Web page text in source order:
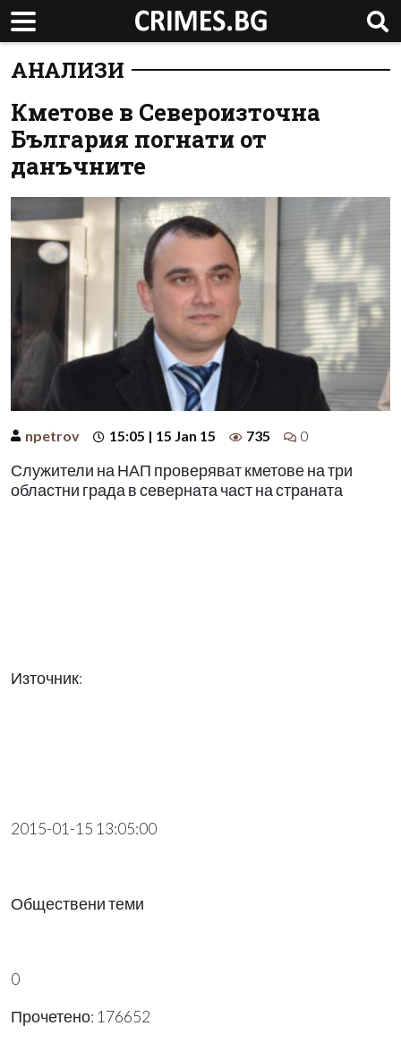
АНАЛИЗИ
Кметове в Североизточна
България погнати от
данъчните
npetrov 15:05 | 15 Jan 15 735 0
Служители на НАП проверяват кметове на три
областни града в северната част на страната
Източник:
2015-01-15 13:05:00
Обществени теми
0
Прочетено: 176652